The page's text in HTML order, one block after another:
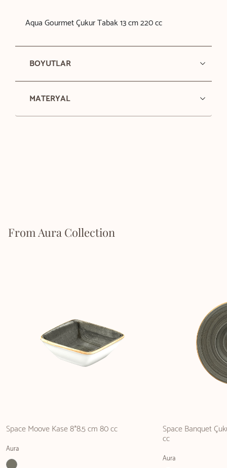
Aqua Gourmet Çukur Tabak 13 cm 220 cc
BOYUTLAR
MATERYAL
From Aura Collection
Space Moove Kase 8*8.5 cm 80 cc
Aura
Space Banquet
cc
Aura